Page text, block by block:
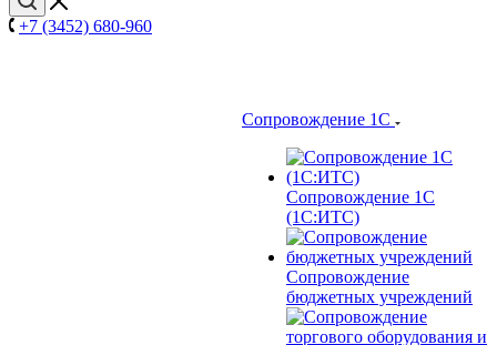
+7 (3452) 680-960
Сопровождение 1С
Сопровождение 1С
(1С:ИТС)
Сопровождение
бюджетных учреждений